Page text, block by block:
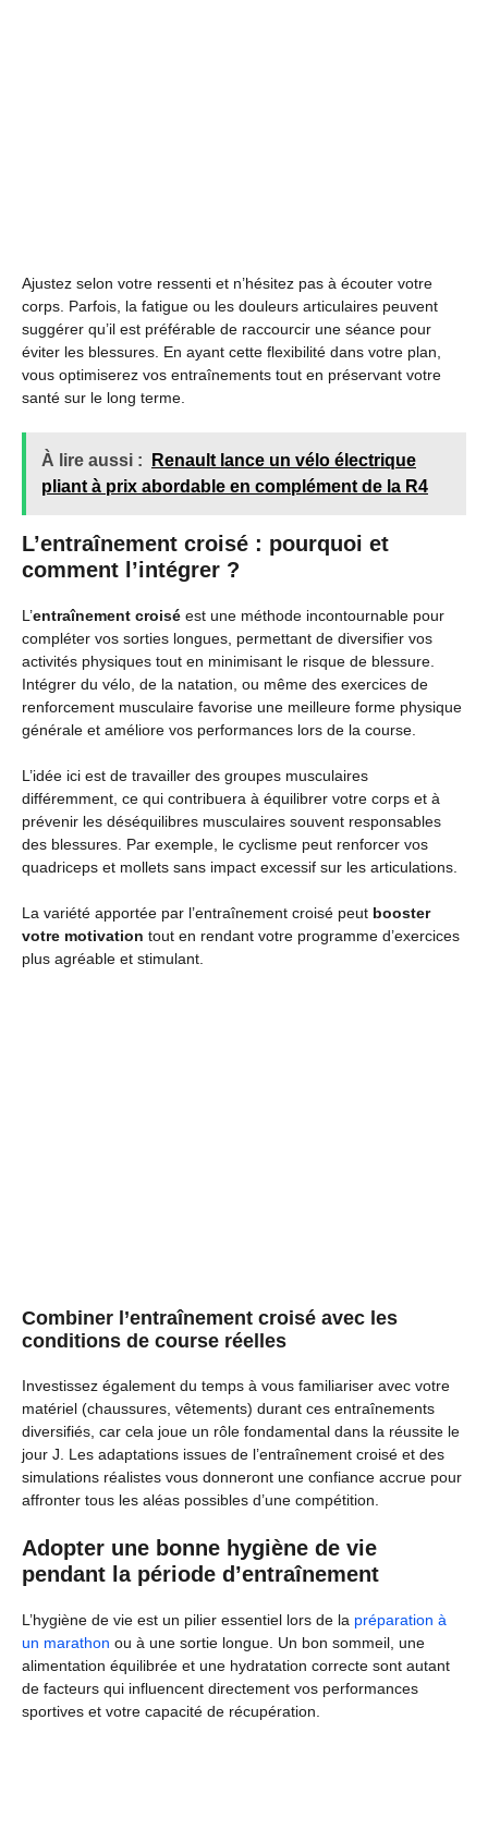
Ajustez selon votre ressenti et n’hésitez pas à écouter votre
corps. Parfois, la fatigue ou les douleurs articulaires peuvent
suggérer qu’il est préférable de raccourcir une séance pour
éviter les blessures. En ayant cette flexibilité dans votre plan,
vous optimiserez vos entraînements tout en préservant votre
santé sur le long terme.
À lire aussi :
Renault lance un vélo électrique
pliant à prix abordable en complément de la R4
L’entraînement croisé : pourquoi et
comment l’intégrer ?
L’entraînement croisé est une méthode incontournable pour
compléter vos sorties longues, permettant de diversifier vos
activités physiques tout en minimisant le risque de blessure.
Intégrer du vélo, de la natation, ou même des exercices de
renforcement musculaire favorise une meilleure forme physique
générale et améliore vos performances lors de la course.
L’idée ici est de travailler des groupes musculaires
différemment, ce qui contribuera à équilibrer votre corps et à
prévenir les déséquilibres musculaires souvent responsables
des blessures. Par exemple, le cyclisme peut renforcer vos
quadriceps et mollets sans impact excessif sur les articulations.
La variété apportée par l’entraînement croisé peut booster
votre motivation tout en rendant votre programme d’exercices
plus agréable et stimulant.
Combiner l’entraînement croisé avec les
conditions de course réelles
Investissez également du temps à vous familiariser avec votre
matériel (chaussures, vêtements) durant ces entraînements
diversifiés, car cela joue un rôle fondamental dans la réussite le
jour J. Les adaptations issues de l’entraînement croisé et des
simulations réalistes vous donneront une confiance accrue pour
affronter tous les aléas possibles d’une compétition.
Adopter une bonne hygiène de vie
pendant la période d’entraînement
L’hygiène de vie est un pilier essentiel lors de la préparation à
un marathon ou à une sortie longue. Un bon sommeil, une
alimentation équilibrée et une hydratation correcte sont autant
de facteurs qui influencent directement vos performances
sportives et votre capacité de récupération.